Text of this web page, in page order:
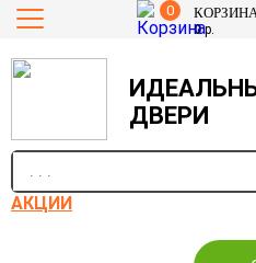
0
0р.
ДВЕРИ
АКЦИИ